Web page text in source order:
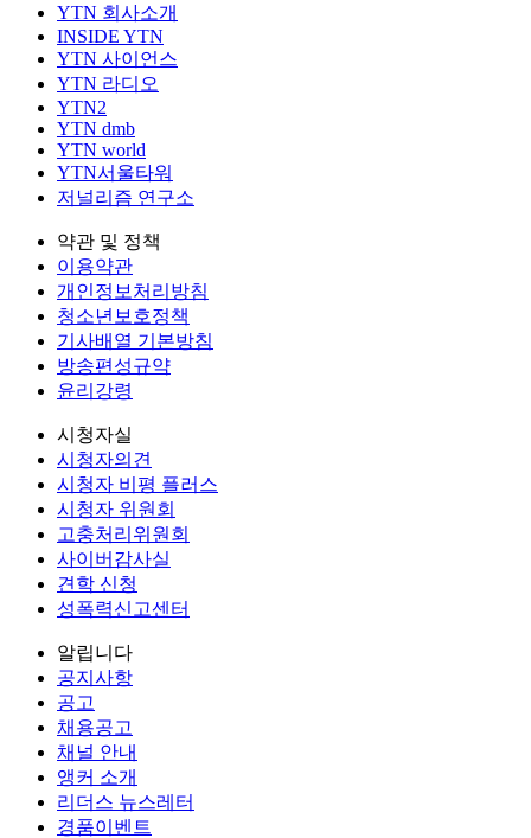
YTN 회사소개
INSIDE YTN
YTN 사이언스
YTN 라디오
YTN2
YTN dmb
YTN world
YTN서울타워
저널리즘 연구소
약관 및 정책
이용약관
개인정보처리방침
청소년보호정책
기사배열 기본방침
방송편성규약
윤리강령
시청자실
시청자의견
시청자 비평 플러스
시청자 위원회
고충처리위원회
사이버감사실
견학 신청
성폭력신고센터
알립니다
공지사항
공고
채용공고
채널 안내
앵커 소개
리더스 뉴스레터
경품이벤트